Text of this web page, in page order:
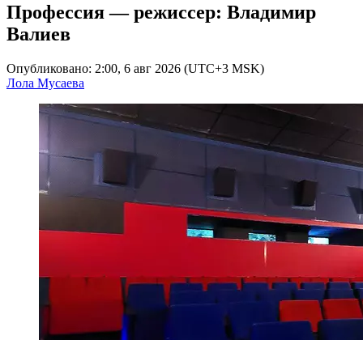
Профессия — режиссер: Владимир
Валиев
Опубликовано: 2:00, 6 авг 2026 (UTC+3 MSK)
Лола Мусаева